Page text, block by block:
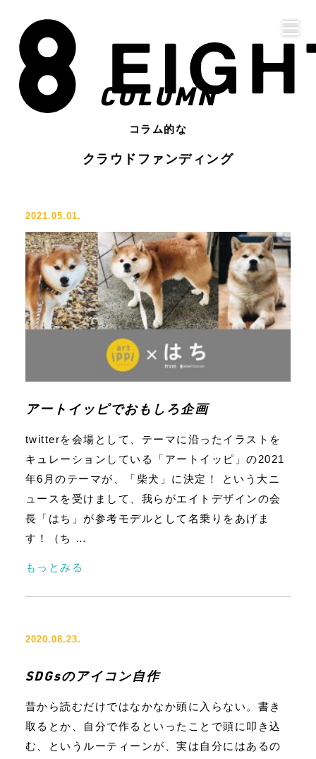
COLUMN
コラム的な
クラウドファンディング
2021.05.01.
アートイッピでおもしろ企画
twitterを会場として、テーマに沿ったイラストを
キュレーションしている「アートイッピ」の2021
年6月のテーマが、「柴犬」に決定！ という大ニ
ュースを受けまして、我らがエイトデザインの会
長「はち」が参考モデルとして名乗りをあげま
す！（ち …
もっとみる
2020.08.23.
SDGsのアイコン自作
昔から読むだけではなかなか頭に入らない。書き
取るとか、自分で作るといったことで頭に叩き込
む、というルーティーンが、実は自分にはあるの